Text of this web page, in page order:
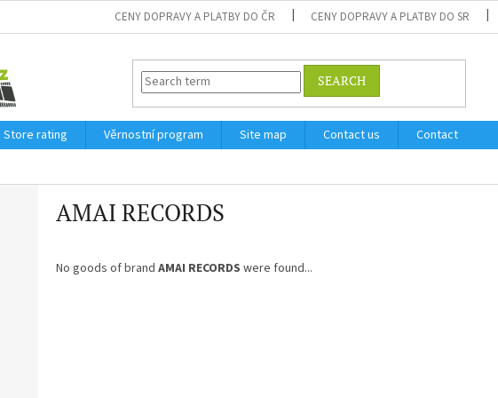
CENY DOPRAVY A PLATBY DO ČR CENY DOPRAVY A PLATBY DO SR
SEARCH
Store rating Věrnostní program Site map Contact us
Contact
AMAI RECORDS
No goods of brand AMAI RECORDS were found...